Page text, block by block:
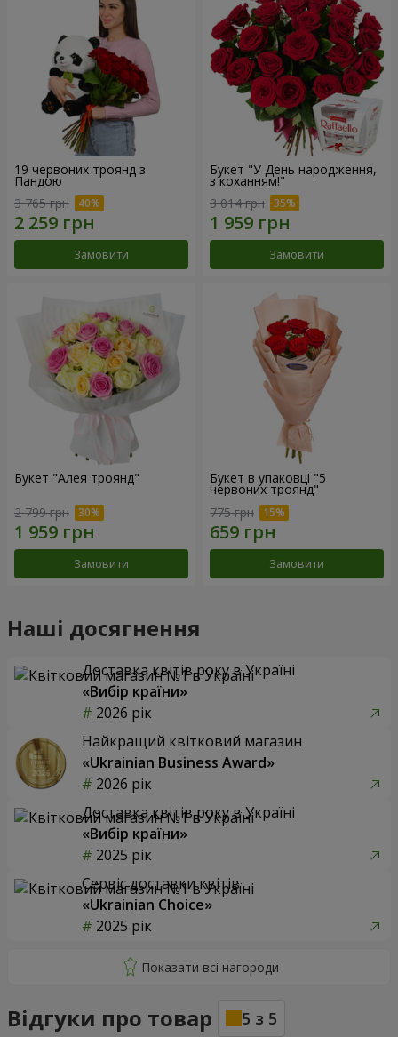
19 червоних троянд з
Пандою
3 765 грн
Замовити
Букет "У День народження,
з коханням!"
3 014 грн
Замовити
Букет "Алея троянд"
2 799 грн
Замовити
Букет в упаковці "5
червоних троянд"
775 грн
Замовити
Наші досягнення
Доставка квітів року в Україні
«Вибір країни»
2026 рік
Найкращий квітковий магазин
«Ukrainian Business Award»
2026 рік
Доставка квітів року в Україні
«Вибір країни»
2025 рік
Сервіс доставки квітів
«Ukrainian Choice»
2025 рік
Відгуки про товар 5 з 5